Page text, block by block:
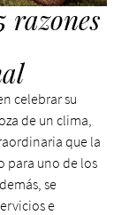
razones
celebrar su
de un clima,
que la
para uno de los
se
e